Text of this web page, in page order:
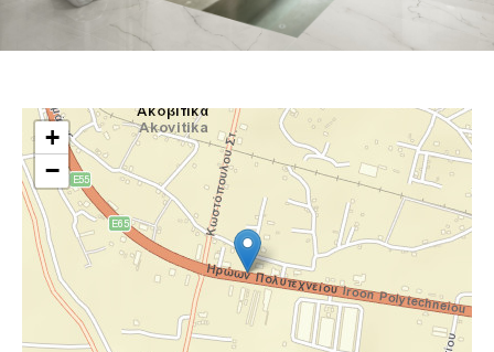
+
−